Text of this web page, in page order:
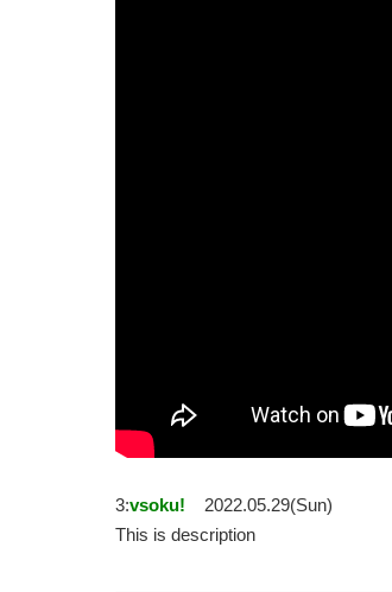
3:vsoku!
2022.05.29(Sun)
This is description